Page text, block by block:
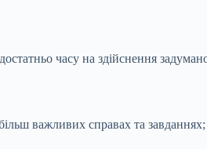
часу на здійснення
важливих справах та завданнях;